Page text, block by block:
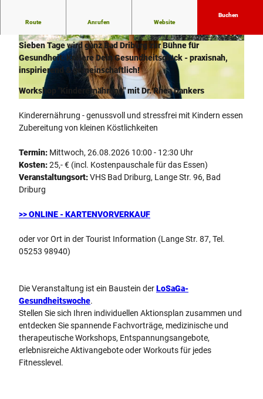
© Bad Driburger Touristik GmbH / D. Ketz |
CC-BY-NC-ND
© Bad Driburger Touristik GmbH |
Route Anrufen Website
Buchen
LoSaGa - Urlaub' Dich gesund!
Sieben Tage wird ganz Bad Driburg zur Bühne für
Gesundheit: Kreiere Dein Gesundheitsglück - praxisnah,
inspirierend & gemeinschaftlich!
Workshop "Kinderernährung" mit Dr. Rhea Dankers
Kinderernährung - genussvoll und stressfrei mit Kindern essen
Zubereitung von kleinen Köstlichkeiten
Termin: Mittwoch, 26.08.2026 10:00 - 12:30 Uhr
Kosten:25,- € (incl. Kostenpauschale für das Essen)
Veranstaltungsort:VHS Bad Driburg, Lange Str. 96, Bad
Driburg
>> ONLINE - KARTENVORVERKAUF
oder vor Ort in der Tourist Information (Lange Str. 87, Tel.
05253 98940)
Die Veranstaltung ist ein Baustein derLoSaGa-
Gesundheitswoche.
Stellen Sie sich Ihren individuellen Aktionsplan zusammen und
entdecken Sie spannende Fachvorträge, medizinische und
therapeutische Workshops, Entspannungsangebote,
erlebnisreiche Aktivangebote oder Workouts für jedes
Fitnesslevel.